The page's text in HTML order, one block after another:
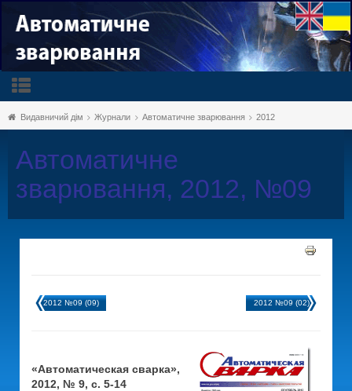
Видавничий дім Журнали Автоматичне зварювання 2012
Автоматичне
зварювання, 2012, №09
2012 №09 (09) 2012 №09 (02)
«Автоматическая сварка»,
2012, № 9, с. 5-14